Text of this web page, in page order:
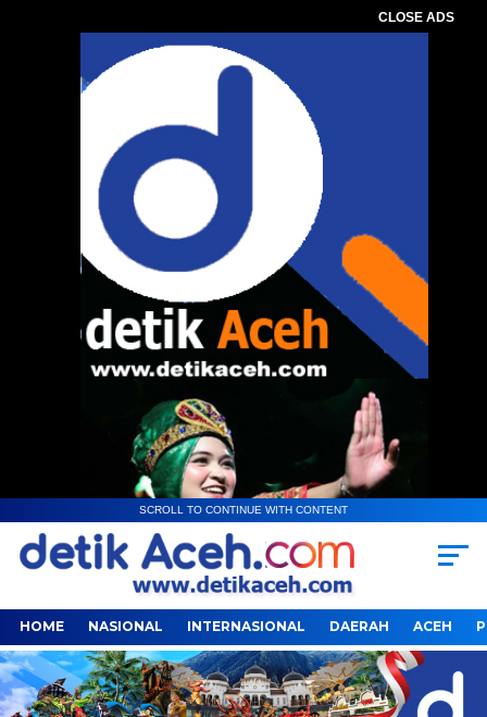
CLOSE ADS
SCROLL TO CONTINUE WITH CONTENT
HOME NASIONAL INTERNASIONAL DAERAH ACEH